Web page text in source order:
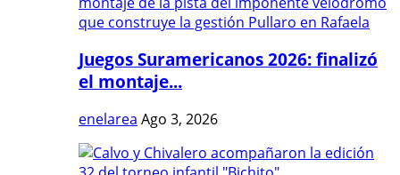
Juegos Suramericanos 2026: finalizó
el montaje...
enelarea Ago 3, 2026